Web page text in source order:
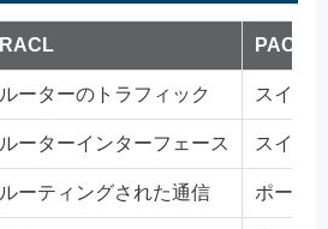
RACL PACL
ルーターのトラフィック スイッ
ルーターインターフェース スイッ
ルーティングされた通信 ポート